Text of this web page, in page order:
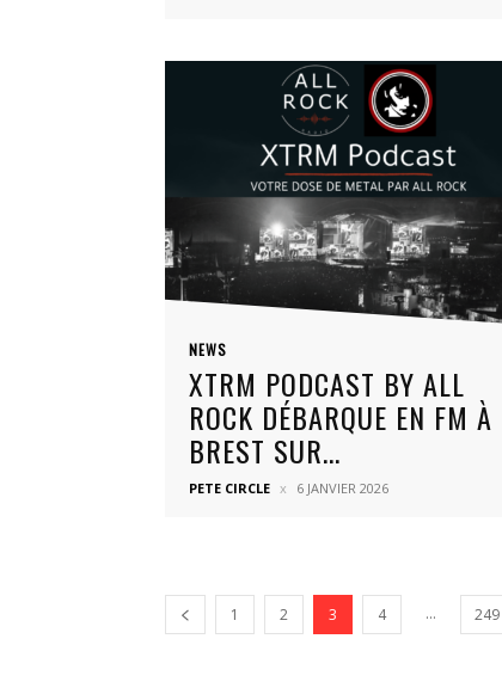
NEWS
XTRM PODCAST BY ALL
ROCK DÉBARQUE EN FM À
BREST SUR...
PETE CIRCLE 6 JANVIER 2026
1 2 3 4 ... 249